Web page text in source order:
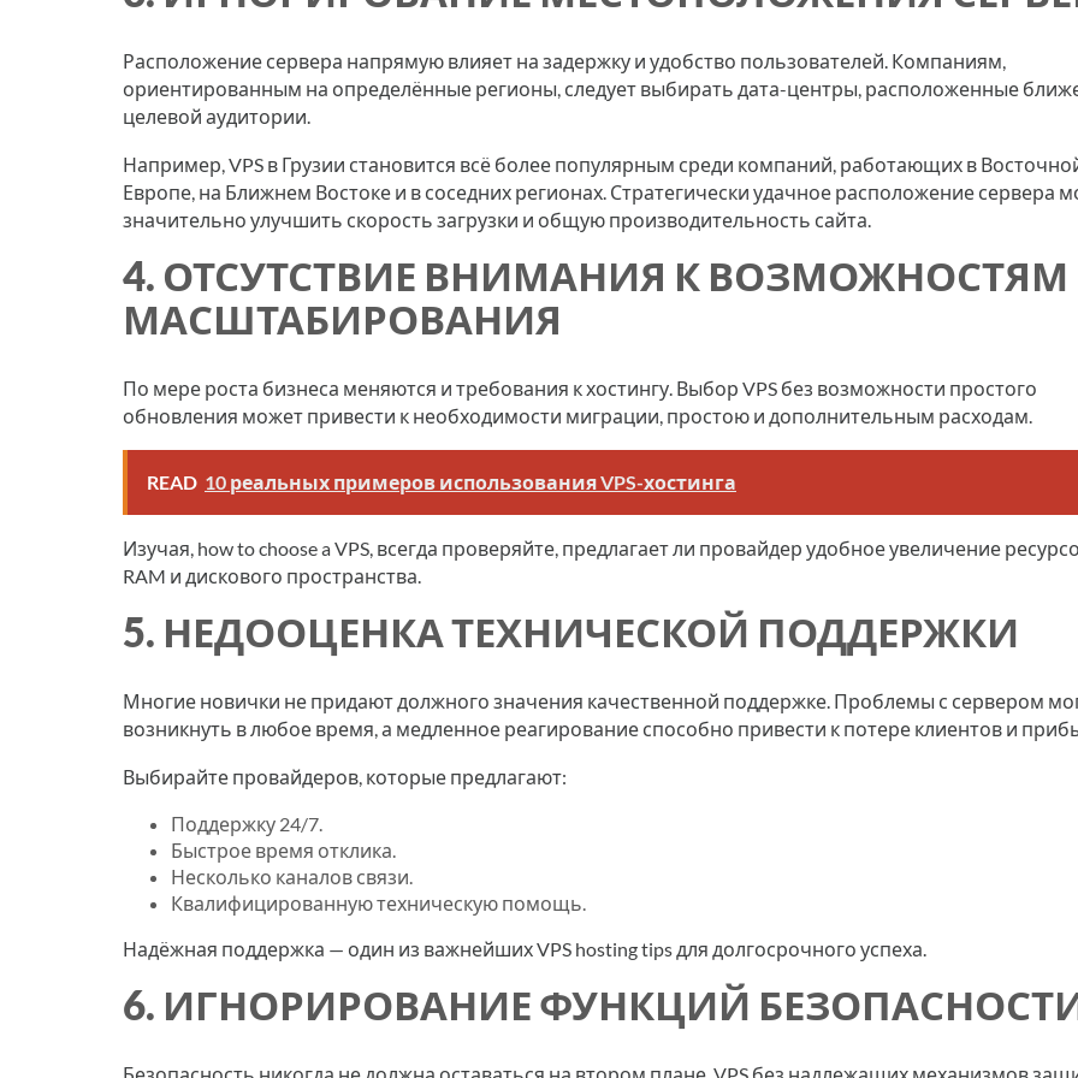
Расположение сервера напрямую влияет на задержку и удобство пользователей. Компаниям,
ориентированным на определённые регионы, следует выбирать дата-центры, расположенные
целевой аудитории.
Например, VPS в Грузии становится всё более популярным среди компаний, работающих в
Европе, на Ближнем Востоке и в соседних регионах. Стратегически удачное расположение сервера
значительно улучшить скорость загрузки и общую производительность сайта.
4. ОТСУТСТВИЕ ВНИМАНИЯ К ВОЗМОЖНОСТЯМ
МАСШТАБИРОВАНИЯ
По мере роста бизнеса меняются и требования к хостингу. Выбор VPS без возможности простого
обновления может привести к необходимости миграции, простою и дополнительным расходам.
READ 10 реальных примеров использования VPS-хостинга
Изучая, how to choose a VPS, всегда проверяйте, предлагает ли провайдер удобное увеличение
RAM и дискового пространства.
5. НЕДООЦЕНКА ТЕХНИЧЕСКОЙ ПОДДЕРЖКИ
Многие новички не придают должного значения качественной поддержке. Проблемы с сервером
возникнуть в любое время, а медленное реагирование способно привести к потере клиентов и
Выбирайте провайдеров, которые предлагают:
Поддержку 24/7.
Быстрое время отклика.
Несколько каналов связи.
Квалифицированную техническую помощь.
Надёжная поддержка — один из важнейших VPS hosting tips для долгосрочного успеха.
6. ИГНОРИРОВАНИЕ ФУНКЦИЙ